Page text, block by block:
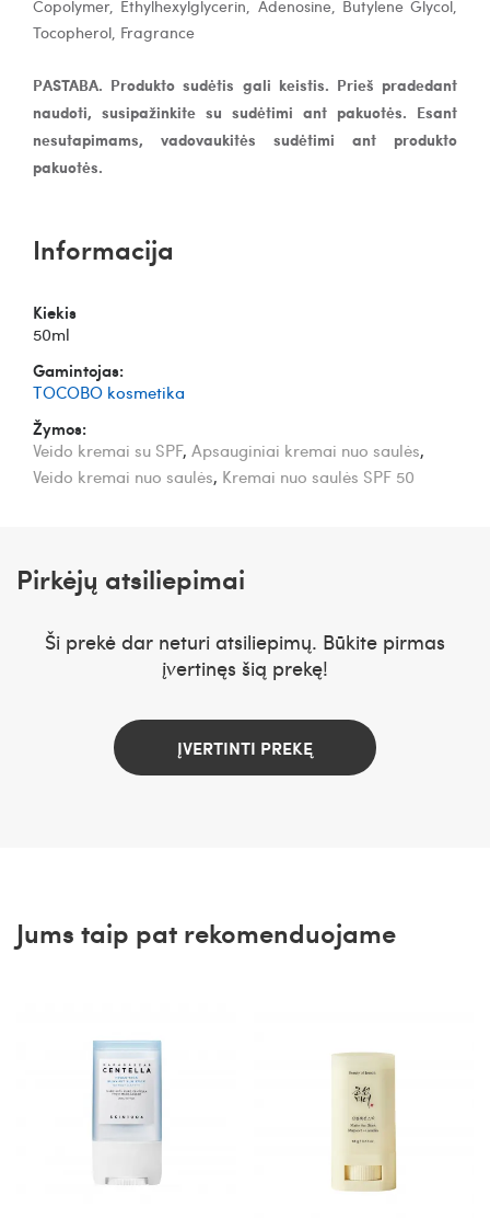
Copolymer, Ethylhexylglycerin, Adenosine, Butylene Glycol,
Tocopherol, Fragrance
PASTABA. Produkto sudėtis gali keistis. Prieš pradedant
naudoti, susipažinkite su sudėtimi ant pakuotės. Esant
nesutapimams, vadovaukitės sudėtimi ant produkto
pakuotės.
Informacija
Kiekis
50ml
Gamintojas:
TOCOBO kosmetika
Žymos:
Veido kremai su SPF, Apsauginiai kremai nuo saulės,
Veido kremai nuo saulės, Kremai nuo saulės SPF 50
Pirkėjų atsiliepimai
Ši prekė dar neturi atsiliepimų. Būkite pirmas
įvertinęs šią prekę!
ĮVERTINTI PREKĘ
Jums taip pat rekomenduojame